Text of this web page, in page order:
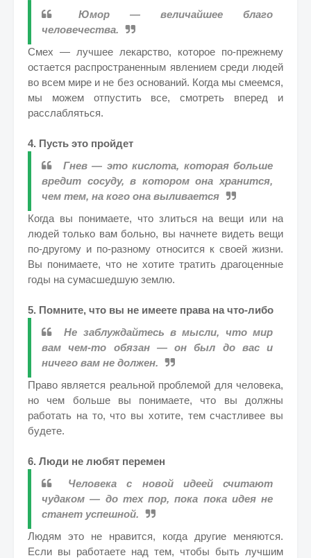
Юмор — величайшее благо
человечества.
Смех — лучшее лекарство, которое по-прежнему
остается распространенным явлением среди людей
во всем мире и не без оснований. Когда мы смеемся,
мы можем отпустить все, смотреть вперед и
расслабляться.
4. Пусть это пройдет
Гнев — это кислота, которая больше
вредит сосуду, в котором она хранится,
чем тем, на кого она выливается
Когда вы понимаете, что злиться на вещи или на
людей только вам больно, вы начнете видеть вещи
по-другому и по-разному относится к своей жизни.
Вы понимаете, что не хотите тратить драгоценные
годы на сумасшедшую землю.
5. Помните, что вы не имеете права на что-либо
Не заблуждайтесь в мысли, что мир
вам чем-то обязан — он был до вас и
ничего вам не должен.
Право является реальной проблемой для человека,
но чем больше вы понимаете, что вы должны
работать на то, что вы хотите, тем счастливее вы
будете.
6. Люди не любят перемен
Человека с новой идеей считают
чудаком — до тех пор, пока пока идея не
станет успешной.
Людям это не нравится, когда другие меняются.
Если вы работаете над тем, чтобы быть лучшим